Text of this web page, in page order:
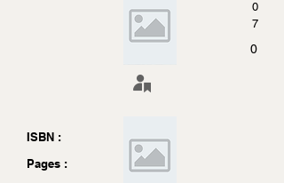
0
7
0
ISBN :
Pages :